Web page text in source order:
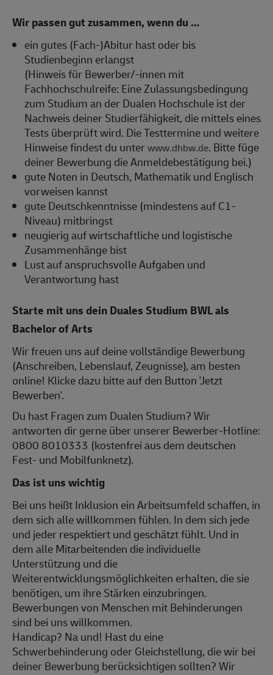
Wir passen gut zusammen, wenn du …
ein gutes (Fach-)Abitur hast oder bis
Studienbeginn erlangst
(Hinweis für Bewerber/-innen mit
Fachhochschulreife: Eine Zulassungsbedingung
zum Studium an der Dualen Hochschule ist der
Nachweis deiner Studierfähigkeit, die mittels eines
Tests überprüft wird. Die Testtermine und weitere
Hinweise findest du unterwww.dhbw.de. Bitte füge
deiner Bewerbung die Anmeldebestätigung bei.)
gute Noten in Deutsch, Mathematik und Englisch
vorweisen kannst
gute Deutschkenntnisse (mindestens auf C1-
Niveau) mitbringst
neugierig auf wirtschaftliche und logistische
Zusammenhänge bist
Lust auf anspruchsvolle Aufgaben und
Verantwortung hast
Starte mit uns dein Duales Studium BWL als
Bachelor of Arts
Wir freuen uns auf deine vollständige Bewerbung
(Anschreiben, Lebenslauf, Zeugnisse), am besten
online! Klicke dazu bitte auf den Button 'Jetzt
Bewerben'.
Du hast Fragen zum Dualen Studium? Wir
antworten dir gerne über unserer Bewerber-Hotline:
0800 8010333 (kostenfrei aus dem deutschen
Fest- und Mobilfunknetz).
Das ist uns wichtig
Bei uns heißt Inklusion ein Arbeitsumfeld schaffen, in
dem sich alle willkommen fühlen. In dem sich jede
und jeder respektiert und geschätzt fühlt. Und in
dem alle Mitarbeitenden die individuelle
Unterstützung und die
Weiterentwicklungsmöglichkeiten erhalten, die sie
benötigen, um ihre Stärken einzubringen.
Bewerbungen von Menschen mit Behinderungen
sind bei uns willkommen.
Handicap? Na und! Hast du eine
Schwerbehinderung oder Gleichstellung, die wir bei
deiner Bewerbung berücksichtigen sollten? Wir